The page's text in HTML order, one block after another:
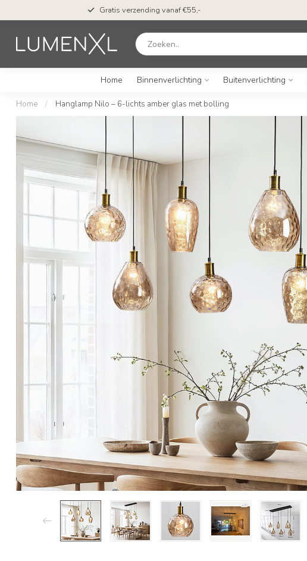
Gratis verzending vanaf €55,-
Home Binnenverlichting Buitenverlichting
Home / Hanglamp Nilo – 6-lichts amber glas met bolling